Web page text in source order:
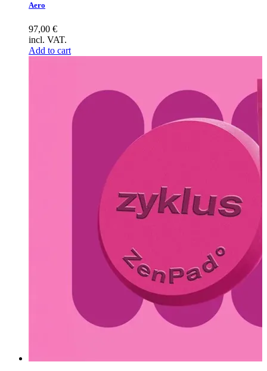
Aero
97,00 €
incl. VAT.
Add to cart